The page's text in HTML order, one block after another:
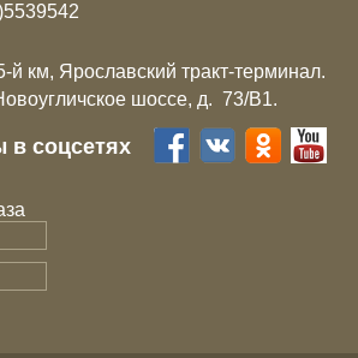
км, Ярославский тракт-терминал.
шоссе, д. 73/B1.
в соцсетях